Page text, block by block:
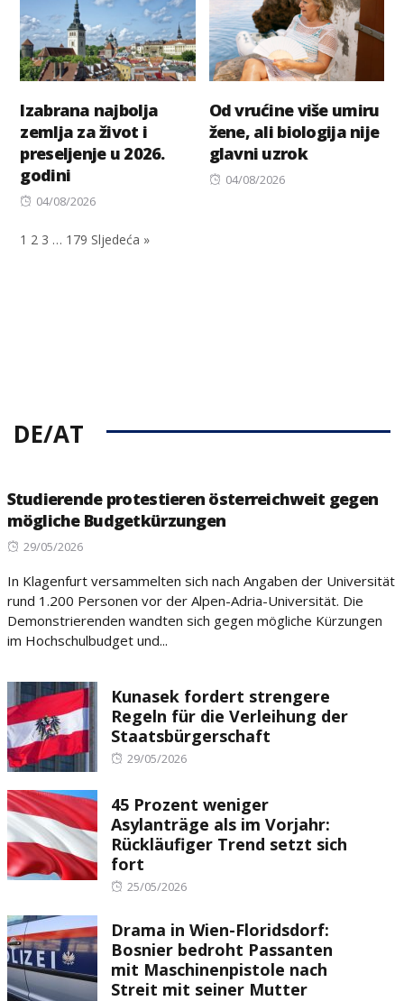
Izabrana najbolja
zemlja za život i
preseljenje u 2026.
godini
Posted
04/08/2026
Od vrućine više umiru
žene, ali biologija nije
glavni uzrok
Posted
04/08/2026
1 2 3 … 179 Sljedeća »
DE/AT
Studierende protestieren österreichweit gegen
mögliche Budgetkürzungen
Posted
29/05/2026
In Klagenfurt versammelten sich nach Angaben der Universität
rund 1.200 Personen vor der Alpen-Adria-Universität. Die
Demonstrierenden wandten sich gegen mögliche Kürzungen
im Hochschulbudget und...
Kunasek fordert strengere
Regeln für die Verleihung der
Staatsbürgerschaft
Posted
29/05/2026
45 Prozent weniger
Asylanträge als im Vorjahr:
Rückläufiger Trend setzt sich
fort
Posted
25/05/2026
Drama in Wien-Floridsdorf:
Bosnier bedroht Passanten
mit Maschinenpistole nach
Streit mit seiner Mutter